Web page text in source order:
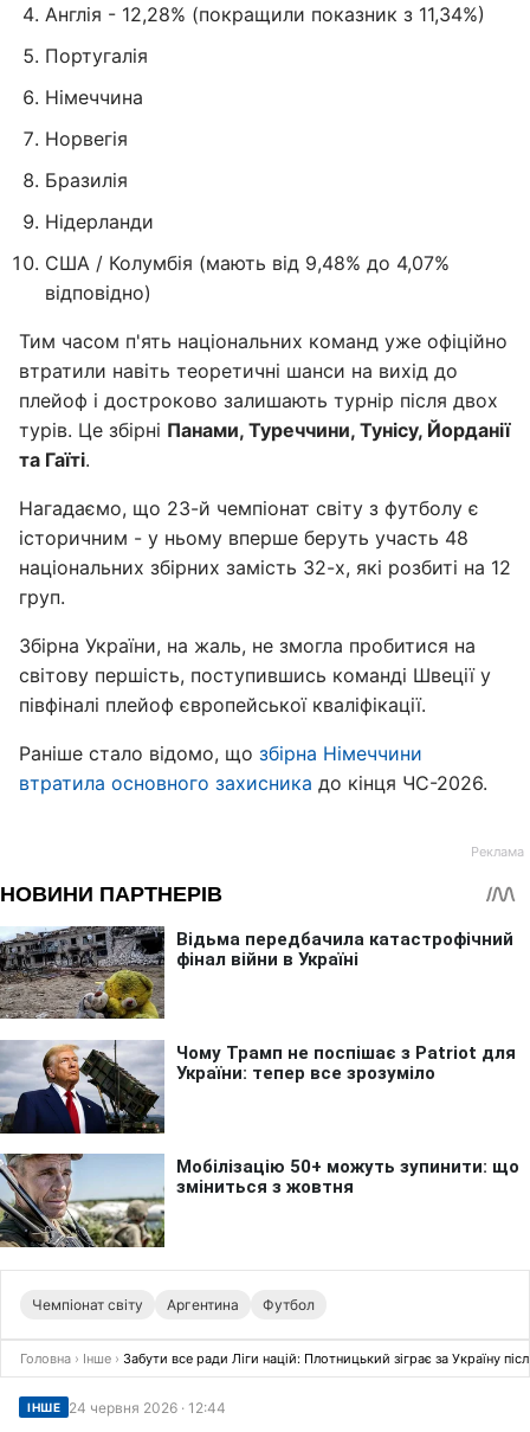
Англія - 12,28% (покращили показник з 11,34%)
Португалія
Німеччина
Норвегія
Бразилія
Нідерланди
США / Колумбія (мають від 9,48% до 4,07%
відповідно)
Тим часом п'ять національних команд уже офіційно
втратили навіть теоретичні шанси на вихід до
плейоф і достроково залишають турнір після двох
турів. Це збірні Панами, Туреччини, Тунісу, Йорданії
та Гаїті.
Нагадаємо, що 23-й чемпіонат світу з футболу є
історичним - у ньому вперше беруть участь 48
національних збірних замість 32-х, які розбиті на 12
груп.
Збірна України, на жаль, не змогла пробитися на
світову першість, поступившись команді Швеції у
півфіналі плейоф європейської кваліфікації.
Раніше стало відомо, що збірна Німеччини
втратила основного захисника до кінця ЧС-2026.
Чемпіонат світу Аргентина Футбол
Головна › Інше › Забути все ради Ліги націй: Плотницький зіграє за Україну
ІНШЕ 24 червня 2026 · 12:44